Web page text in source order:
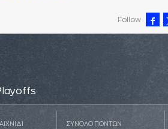
Follow
ΣΥΝΟΛΟ ΠΟΝΤΩΝ